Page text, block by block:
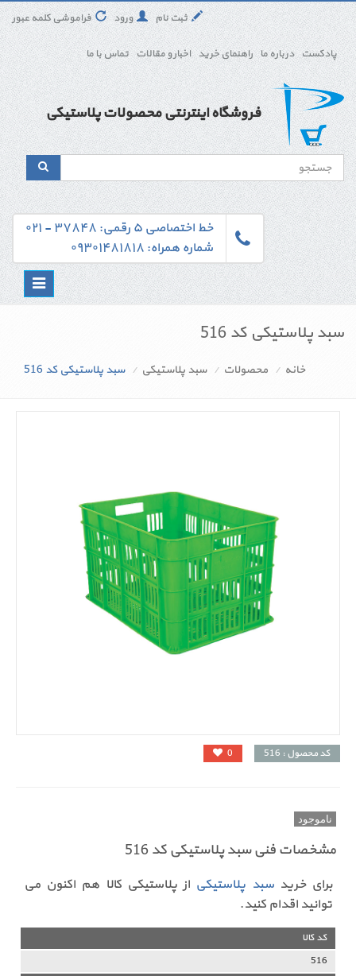
ثبت نام ورود فراموشی کلمه عبور
پادکست درباره ما راهنمای خرید اخبار و مقالات تماس با ما
فروشگاه اینترنتی محصولات پلاستیکی
خط اختصاصی ۵ رقمی: ۳۷۸۴۸ - ۰۲۱
شماره همراه: ۰۹۳۰۱۴۸۱۸۱۸
Toggle
سبد پلاستیکی کد 516
خانه محصولات سبد پلاستیکی سبد پلاستیکی کد 516
کد محصول : 516 0
ناموجود
مشخصات فنی سبد پلاستیکی کد 516
برای خریدسبد پلاستیکی از پلاستیکی کالا هم اکنون می
توانید اقدام کنید.
کد کالا
516